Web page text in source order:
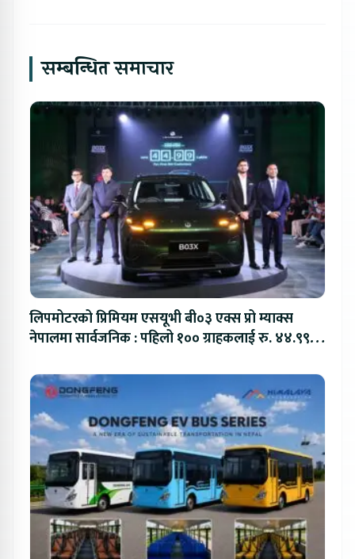
सम्बन्धित समाचार
लिपमोटरको प्रिमियम एसयूभी बी०३ एक्स प्रो म्याक्स
नेपालमा सार्वजनिक : पहिलो १०० ग्राहकलाई रु. ४४.९९